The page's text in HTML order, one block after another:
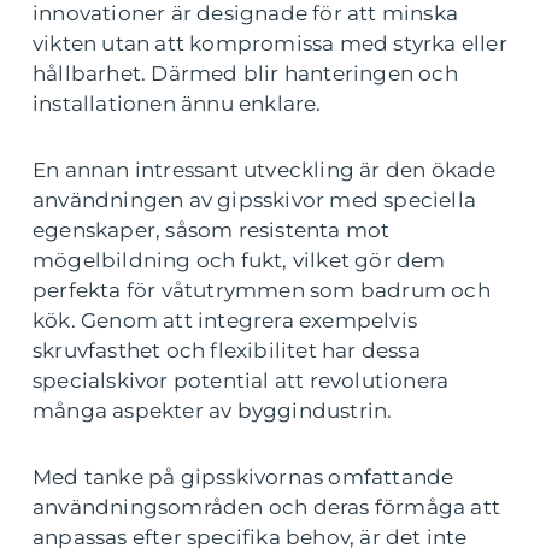
innovationer är designade för att minska
vikten utan att kompromissa med styrka eller
hållbarhet. Därmed blir hanteringen och
installationen ännu enklare.
En annan intressant utveckling är den ökade
användningen av gipsskivor med speciella
egenskaper, såsom resistenta mot
mögelbildning och fukt, vilket gör dem
perfekta för våtutrymmen som badrum och
kök. Genom att integrera exempelvis
skruvfasthet och flexibilitet har dessa
specialskivor potential att revolutionera
många aspekter av byggindustrin.
Med tanke på gipsskivornas omfattande
användningsområden och deras förmåga att
anpassas efter specifika behov, är det inte